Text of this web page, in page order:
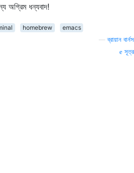
অগ্রিম ধন্যবাদ!
homebrew
emacs
—ব্রায়ান বার্নস
সূত্র